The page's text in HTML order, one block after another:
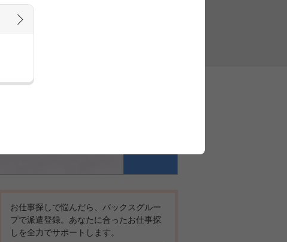
官庁・官公庁のお仕事とは
お仕事探しで悩んだら、バックスグルー
プで派遣登録。あなたに合ったお仕事探
しを全力でサポートします。